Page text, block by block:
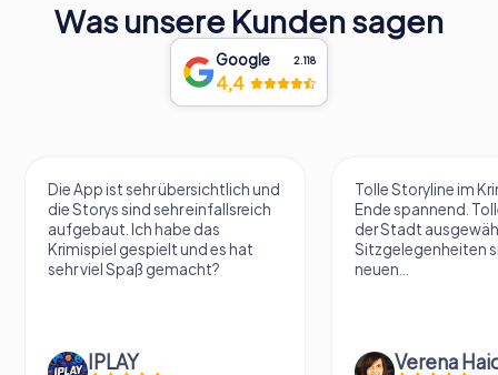
Was unsere Kunden sagen
Google 2.118
4,4
Die App ist sehr übersichtlich und
die Storys sind sehr einfallsreich
aufgebaut. Ich habe das
Krimispiel gespielt und es hat
sehr viel Spaß gemacht?
IPLAY
Tolle Storyline im
Ende spannend.
der Stadt
Sitzgelegenheiten
neuen...